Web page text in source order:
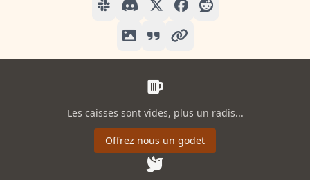
Les caisses sont vides, plus un radis...
Offrez nous un godet